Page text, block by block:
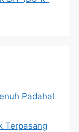
Padahal
Terpasang